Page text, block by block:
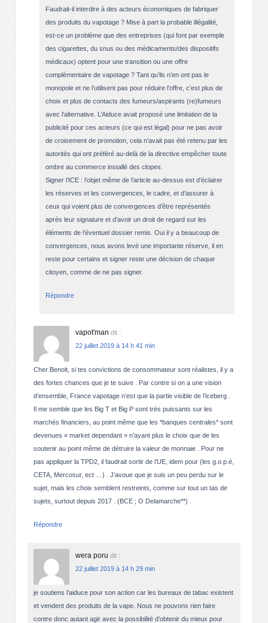
Faudrait-il interdire à des acteurs économiques de fabriquer
des produits du vapotage ? Mise à part la probable illégalité,
est-ce un problème que des entreprises (qui font par exemple
des cigarettes, du snus ou des médicaments/des dispositifs
médicaux) optent pour une transition ou une offre
complémentaire de vapotage ? Tant qu’ils n’en ont pas le
monopole et ne l’utilisent pas pour réduire l’offre, c’est plus de
choix et plus de contacts des fumeurs/aspirants (re)fumeurs
avec l’alternative. L’Aiduce avait proposé une limitation de la
publicité pour ces acteurs (ce qui est légal) pour ne pas avoir
de croisement de promotion, cela n’avait pas été retenu par les
autorités qui ont préféré au-delà de la directive empêcher toute
ombre au commerce installé des clopes.
Signer l’ICE : l’objet même de l’article au-dessus est d’éclairer
les réserves et les convergences, le cadre, et d’assurer à
ceux qui voient plus de convergences d’être représentés
après leur signature et d’avoir un droit de regard sur les
éléments de l’éventuel dossier remis. Oui il y a beaucoup de
convergences, nous avons levé une importante réserve, il en
reste pour certains et signer reste une décision de chaque
citoyen, comme de ne pas signer.
Répondre
vapot'man dit :
22 juillet 2019 à 14 h 41 min
Cher Benoit, si tes convictions de consommateur sont réalistes, il y a
des fortes chances que je te suive . Par contre si on a une vision
d’ensemble, France vapotage n’est que la partie visible de l’iceberg .
Il me semble que les Big T et Big P sont très puissants sur les
marchés financiers, au point même que les *banques centrales* sont
devenues « market dependant » n’ayant plus le choix que de les
soutenir au point même de détruire la valeur de monnaie . Pour ne
pas appliquer la TPD2, il faudrait sortir de l’UE, idem pour (les g.o.p.é,
CETA, Mercosur, ect …) . J’avoue que je suis un peu perdu sur le
sujet, mais les choix semblent restreints, comme sur tout un tas de
sujets, surtout depuis 2017 . (BCE ; O Delamarche**) .
Répondre
wera poru dit :
22 juillet 2019 à 14 h 29 min
je soutiens l’aiduce pour son action car les bureaux de tabac existent
et vendent des produits de la vape. Nous ne pouvons rien faire
contre donc autant agir avec la possibilité d’obtenir du mieux pour